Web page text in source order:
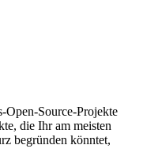
Open-Source-Projekte
die Ihr am meisten
begründen könntet,